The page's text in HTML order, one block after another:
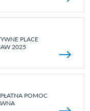
PLACE
2025
POMOC